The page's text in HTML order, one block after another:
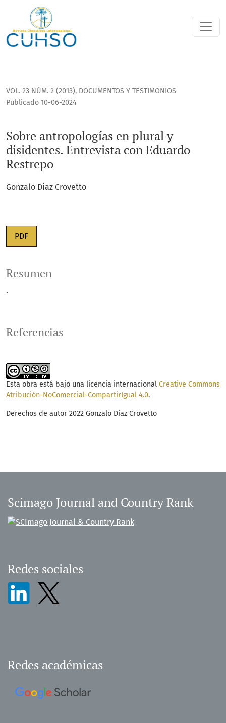
Sobre antropologías en plural y disidentes. Entrevista con
VOL. 23 NÚM. 2 (2013), DOCUMENTOS Y TESTIMONIOS
Sobre antropologías en plural y
disidentes. Entrevista con Eduardo
Restrepo
Publicado 10-06-2024
Gonzalo Diaz Crovetto
PDF
Resumen
.
Referencias
Esta obra está bajo una licencia internacional Creative Commons
Atribución-NoComercial-CompartirIgual 4.0.
Derechos de autor 2022 Gonzalo Diaz Crovetto
Scimago Journal and Country Rank
Redes sociales
Redes académicas